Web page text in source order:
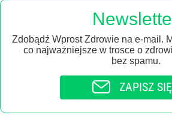
Zdobądź Wprost Zdrowie na e-mail.
co najważniejsze w trosce o
bez spamu.
ZAPISZ SIĘ